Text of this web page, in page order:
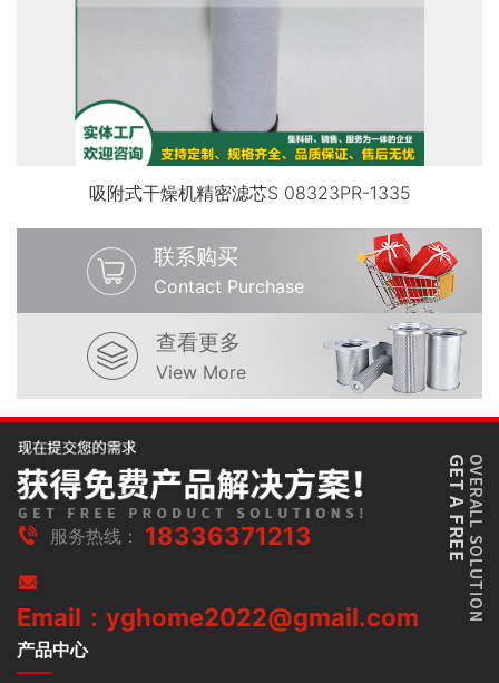
吸附式干燥机精密滤芯S 08323PR-1335
联系购买
Contact Purchase
查看更多
View More
服务热线： 18336371213
Email：yghome2022@gmail.com
产品中心